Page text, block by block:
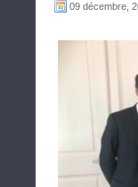
09 décembre,